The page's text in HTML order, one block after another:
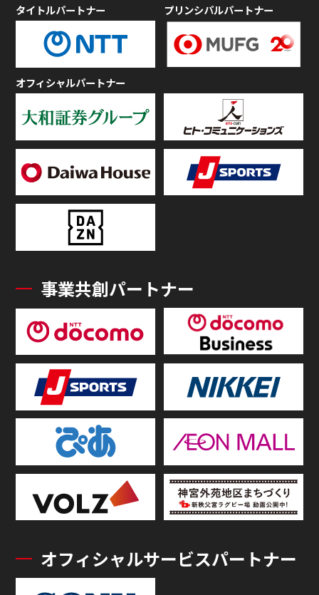
タイトルパートナー プリンシパルパートナー
オフィシャルパートナー
事業共創パートナー
オフィシャルサービスパートナー